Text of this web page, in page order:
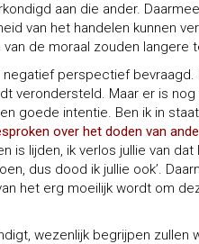
aan die ander.
van het handelen kunnen
de moraal zouden langere
perspectief
verondersteld. Maar er is
goede intentie. Ben ik in
over het doden van
is lijden, ik verlos jullie van
dus dood ik jullie ook’.
het erg moeilijk wordt om
wezenlijk begrijpen